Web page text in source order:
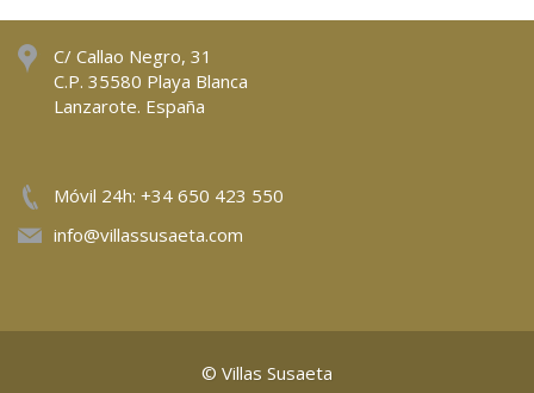
C/ Callao Negro, 31
C.P. 35580 Playa Blanca
Lanzarote. España
Móvil 24h: +34 650 423 550
info@villassusaeta.com
© Villas Susaeta